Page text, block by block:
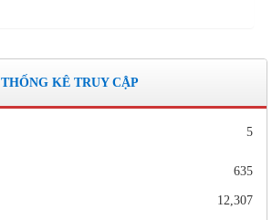
THỐNG KÊ TRUY CẬP
5
635
12,307